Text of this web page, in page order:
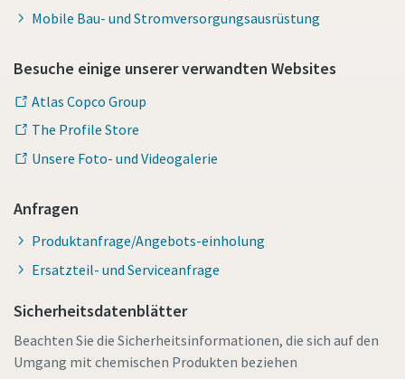
Mobile Bau- und Stromversorgungsausrüstung
Besuche einige unserer verwandten Websites
Atlas Copco Group
The Profile Store
Unsere Foto- und Videogalerie
Anfragen
Produktanfrage/Angebots-einholung
Ersatzteil- und Serviceanfrage
Sicherheitsdatenblätter
Beachten Sie die Sicherheitsinformationen, die sich auf den
Umgang mit chemischen Produkten beziehen